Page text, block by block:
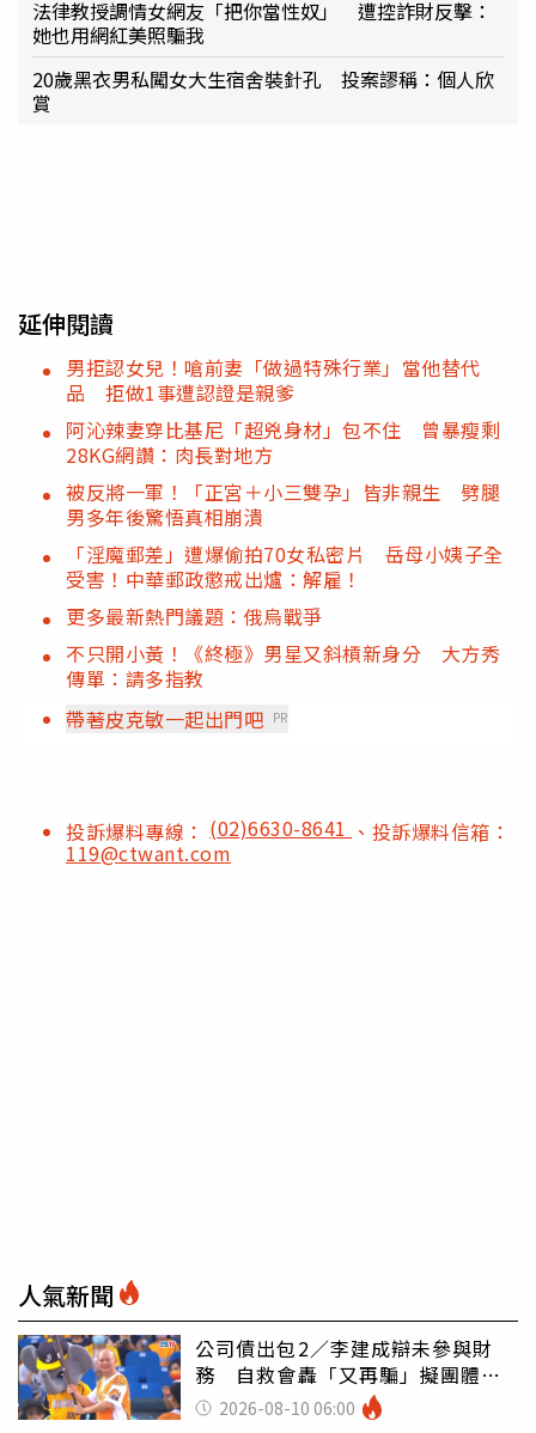
法律教授調情女網友「把你當性奴」 遭控詐財反擊：
她也用網紅美照騙我
20歲黑衣男私闖女大生宿舍裝針孔 投案謬稱：個人欣
賞
延伸閱讀
男拒認女兒！嗆前妻「做過特殊行業」當他替代
品 拒做1事遭認證是親爹
阿沁辣妻穿比基尼「超兇身材」包不住 曾暴瘦剩
28KG網讚：肉長對地方
被反將一軍！「正宮＋小三雙孕」皆非親生 劈腿
男多年後驚悟真相崩潰
「淫魔郵差」遭爆偷拍70女私密片 岳母小姨子全
受害！中華郵政懲戒出爐：解雇！
更多最新熱門議題：俄烏戰爭
不只開小黃！《終極》男星又斜槓新身分 大方秀
傳單：請多指教
帶著皮克敏一起出門吧 PR
投訴爆料專線： (02)6630-8641 、投訴爆料信箱：
119@ctwant.com
人氣新聞
公司債出包2／李建成辯未參與財
務 自救會轟「又再騙」擬團體訴
訟 2026-08-10 06:00